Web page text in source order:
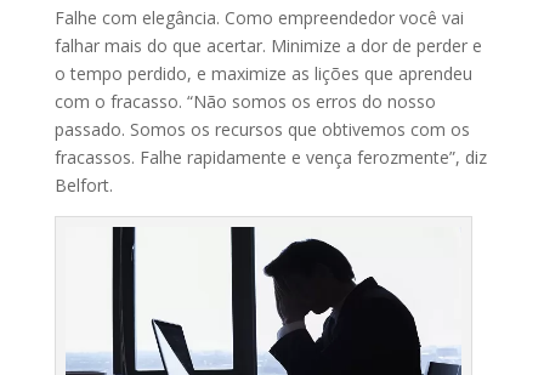
Falhe com elegância. Como empreendedor você vai
falhar mais do que acertar. Minimize a dor de perder e
o tempo perdido, e maximize as lições que aprendeu
com o fracasso. “Não somos os erros do nosso
passado. Somos os recursos que obtivemos com os
fracassos. Falhe rapidamente e vença ferozmente”, diz
Belfort.